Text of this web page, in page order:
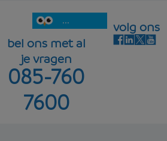
...
bel ons met al
je vragen
085-760
7600
volg ons